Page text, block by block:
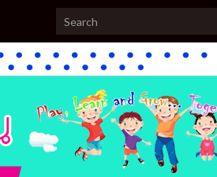
Search for: